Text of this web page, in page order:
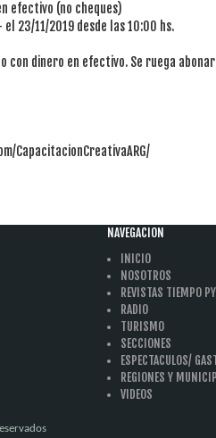
efectivo (no cheques)
23/11/2019 desde las 10:00 hs.
con dinero en efectivo. Se ruega
CapacitacionCreativaARG/
NAVEGACION
INICIO
NOSOTROS
REVISTAS TIEMPO
RADIO
TURISMO
SECCIONES
ESPECTACULOS/
REGIONES Y
VIDEOS